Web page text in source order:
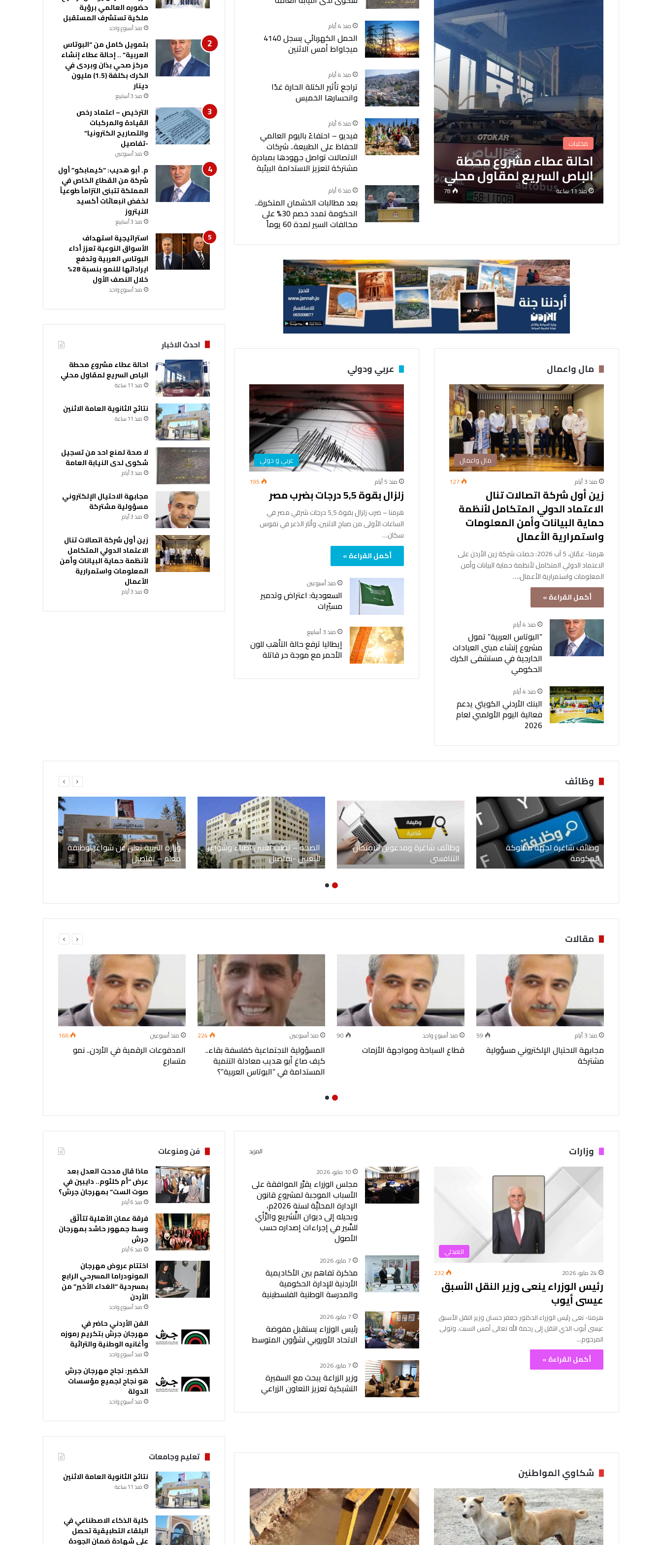
محليات
احالة عطاء مشروع محطة
الباص السريع لمقاول محلي
منذ 11 ساعة 78
منذ 4 أيام
الحمل الكهربائي يسجل 4140
ميجاواط أمس الاثنين
منذ 4 أيام
تراجع تأثير الكتلة الحارة غدًا
وانحسارها الخميس
منذ 6 أيام
فيديو – احتفاءً باليوم العالمي
للحفاظ على الطبيعة.. شركات
الاتصالات تواصل جهودها بمبادرة
مشتركة لتعزيز الاستدامة البيئية
منذ 6 أيام
بعد مطالبات الخشمان المتكررة..
الحكومة تمدد خصم 30% على
مخالفات السير لمدة 60 يوماً
مال واعمال
مال واعمال
منذ 3 أيام 127
زين أول شركة اتصالات تنال
الاعتماد الدولي المتكامل لأنظمة
حماية البيانات وأمن المعلومات
واستمرارية الأعمال
هرمنا- عمّان، 5 آب 2026: حصلت شركة زين الأردن على
الاعتماد الدولي المتكامل لأنظمة حماية البيانات وأمن
المعلومات واستمرارية الأعمال،…
أكمل القراءة »
منذ 4 أيام
“البوتاس العربية” تمول
مشروع إنشاء مبنى العيادات
الخارجية في مستشفى الكرك
الحكومي
منذ 4 أيام
البنك الأردني الكويتي يدعم
فعالية اليوم الأولمبي لعام
2026
عربي ودولي
عربي و دولي
منذ 5 أيام 195
زلزال بقوة 5,5 درجات بضرب مصر
هرمنا – ضرب زلزال بقوة 5,5 درجات شرقي مصر في
الساعات الأولى من صباح الاثنين، وأثار الذعر في نفوس
سكان…
أكمل القراءة »
منذ أسبوعين
السعودية: اعتراض وتدمير
مسيّرات
منذ 3 أسابيع
إيطاليا ترفع حالة التأهب للون
الأحمر مع موجة حر قاتلة
حضوره العالمي برؤية
ملكية تستشرف المستقبل
منذ أسبوع واحد
بتمويل كامل من “البوتاس
العربية” .. إحالة عطاء إنشاء
مركز صحي بذان وبردى في
الكرك بكلفة (1.5) مليون
دينار
منذ 3 أسابيع
الترخيص – اعتماد رخص
القيادة والمركبات
والتصاريح الكترونيا”
-تفاصيل
منذ أسبوعين
م. أبو هديب: “كيمابكو” أول
شركة من القطاع الخاص في
المملكة تتبنى التزاماً طوعياً
لخفض انبعاثات أكسيد
النيتروز
منذ 3 أسابيع
استراتيجية استهداف
الأسواق النوعية تعزز أداء
البوتاس العربية وتدفع
ايراداتها للنمو بنسبة 28%
خلال النصف الأول
منذ أسبوع واحد
احدث الاخبار
احالة عطاء مشروع محطة
الباص السريع لمقاول محلي
منذ 11 ساعة
نتائج الثانوية العامة الاثنين
منذ 11 ساعة
لا صحة لمنع احد من تسجيل
شكوى لدى النيابة العامة
منذ 3 أيام
مجابهة الاحتيال الإلكتروني
مسؤولية مشتركة
منذ 3 أيام
زين أول شركة اتصالات تنال
الاعتماد الدولي المتكامل
لأنظمة حماية البيانات وأمن
المعلومات واستمرارية
الأعمال
منذ 3 أيام
وظائف
وظائف شاغرة لجهة مملوكة
للحكومة
وظائف شاغرة ومدعوين للامتحان
التنافسي
الصحه – تطلب تعيين اطباء وشواغر
للتعيين -تفاصيل
وزارة التربية تعلن عن شواغر لوظيفة
معلم – تفاصيل
مقالات
منذ 3 أيام 59
مجابهة الاحتيال الإلكتروني مسؤولية
مشتركة
منذ أسبوع واحد 90
قطاع السياحة ومواجهة الأزمات
منذ أسبوعين 224
المسؤولية الاجتماعية كفلسفة بقاء..
كيف صاغ أبو هديب معادلة التنمية
المستدامة في “البوتاس العربية”؟
منذ أسبوعين 166
المدفوعات الرقمية في الأردن.. نمو
متسارع
وزارات المزيد
العبدلي
24 مايو، 2026 232
رئيس الوزراء ينعى وزير النقل الأسبق
عيسى أيوب
هرمنا- نعى رئيس الوزراء الدكتور جعفر حسان وزير النقل الأسبق
عيسى أيوب الذي انتقل إلى رحمة الله تعالى أمس السبت. وتولى
المرحوم…
أكمل القراءة »
10 مايو، 2026
مجلس الوزراء يقرِّر الموافقة على
الأسباب الموجبة لمشروع قانون
الإدارة المحليَّة لسنة 2026م،
ويحيله إلى ديوان التَّشريع والرَّأي
للسَّير في إجراءات إصداره حسب
الأصول
7 مايو، 2026
مذكرة تفاهم بين الأكاديمية
الأردنية للإدارة الحكومية
والمدرسة الوطنية الفلسطينية
7 مايو، 2026
رئيس الوزراء يستقبل مفوضة
الاتحاد الأوروبي لشؤون المتوسط
7 مايو، 2026
وزير الزراعة يبحث مع السفيرة
التشيكية تعزيز التعاون الزراعي
شكاوي المواطنين
فن ومنوعات
ماذا قال مدحت العدل بعد
عرض “أم كلثوم.. دايبين في
صوت الست” بمهرجان جرش؟
منذ 6 أيام
فرقة عمان الأهلية تتألّق
وسط جمهور حاشد بمهرجان
جرش
منذ 6 أيام
اختتام عروض مهرجان
المونودراما المسرحي الرابع
بمسرحية “الغداء الأخير” من
الأردن
منذ أسبوع واحد
الفن الأردني حاضر في
مهرجان جرش بتكريم رموزه
وأغانيه الوطنية والتراثية
منذ أسبوع واحد
الخضير: نجاح مهرجان جرش
هو نجاح لجميع مؤسسات
الدولة
منذ أسبوع واحد
تعليم وجامعات
نتائج الثانوية العامة الاثنين
منذ 11 ساعة
كلية الذكاء الاصطناعي في
البلقاء التطبيقية تحصل
على شهادة ضمان الجودة